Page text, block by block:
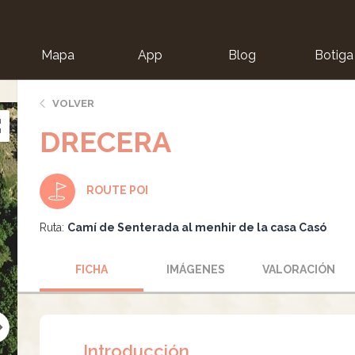
Mapa App Blog Botiga
VOLVER
DRECERA
ROUTE POI
Ruta: Camí de Senterada al menhir de la casa Casó
FICHA IMÁGENES VALORACIÓN